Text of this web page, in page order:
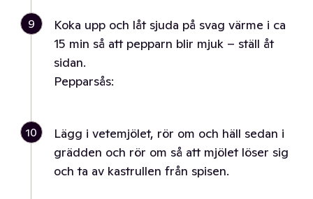
9
Koka upp och låt sjuda på svag värme i ca
15 min så att pepparn blir mjuk – ställ åt
sidan.
Pepparsås:
10
Lägg i vetemjölet, rör om och häll sedan i
grädden och rör om så att mjölet löser sig
och ta av kastrullen från spisen.